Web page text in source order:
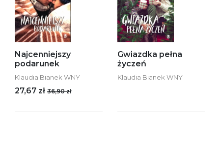
Najcenniejszy
podarunek
Klaudia Bianek WNY
27,67 zł 36,90 zł
Gwiazdka pełna
życzeń
Klaudia Bianek WNY